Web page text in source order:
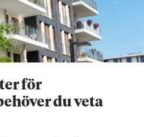
för
du veta